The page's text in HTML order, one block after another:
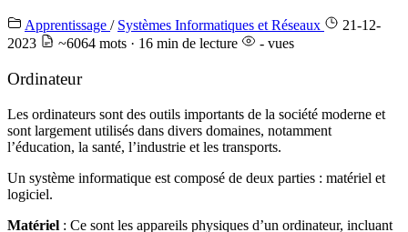
Apprentissage / Systèmes Informatiques et Réseaux
21-12-
2023
~6064 mots · 16 min de lecture - vues
Ordinateur
Les ordinateurs sont des outils importants de la société moderne et
sont largement utilisés dans divers domaines, notamment
l’éducation, la santé, l’industrie et les transports.
Un système informatique est composé de deux parties : matériel et
logiciel.
Matériel : Ce sont les appareils physiques d’un ordinateur, incluant